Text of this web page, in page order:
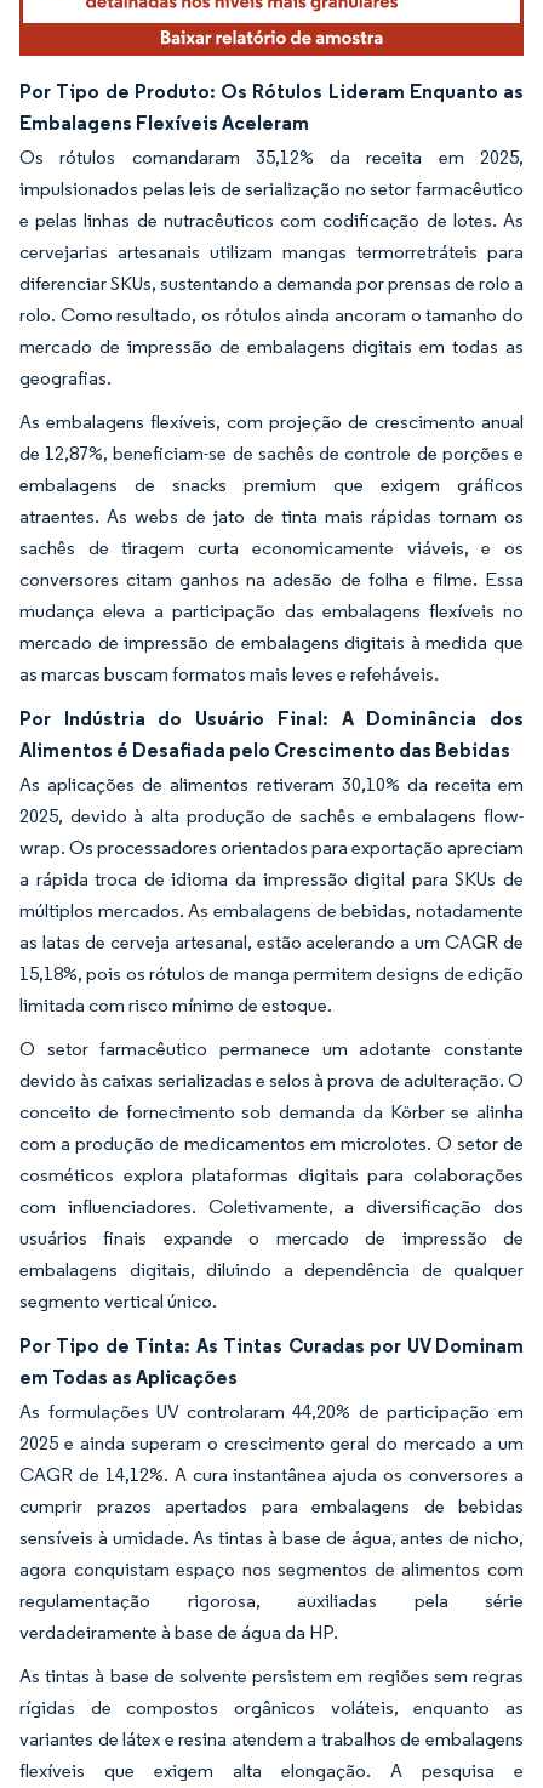
Por Tipo de Produto: Os Rótulos Lideram Enquanto as
Embalagens Flexíveis Aceleram
Os rótulos comandaram 35,12% da receita em 2025,
impulsionados pelas leis de serialização no setor farmacêutico
e pelas linhas de nutracêuticos com codificação de lotes. As
cervejarias artesanais utilizam mangas termorretráteis para
diferenciar SKUs, sustentando a demanda por prensas de rolo a
rolo. Como resultado, os rótulos ainda ancoram o tamanho do
mercado de impressão de embalagens digitais em todas as
geografias.
As embalagens flexíveis, com projeção de crescimento anual
de 12,87%, beneficiam-se de sachês de controle de porções e
embalagens de snacks premium que exigem gráficos
atraentes. As webs de jato de tinta mais rápidas tornam os
sachês de tiragem curta economicamente viáveis, e os
conversores citam ganhos na adesão de folha e filme. Essa
mudança eleva a participação das embalagens flexíveis no
mercado de impressão de embalagens digitais à medida que
as marcas buscam formatos mais leves e refeháveis.
Por Indústria do Usuário Final: A Dominância dos
Alimentos é Desafiada pelo Crescimento das Bebidas
As aplicações de alimentos retiveram 30,10% da receita em
2025, devido à alta produção de sachês e embalagens flow-
wrap. Os processadores orientados para exportação apreciam
a rápida troca de idioma da impressão digital para SKUs de
múltiplos mercados. As embalagens de bebidas, notadamente
as latas de cerveja artesanal, estão acelerando a um CAGR de
15,18%, pois os rótulos de manga permitem designs de edição
limitada com risco mínimo de estoque.
O setor farmacêutico permanece um adotante constante
devido às caixas serializadas e selos à prova de adulteração. O
conceito de fornecimento sob demanda da Körber se alinha
com a produção de medicamentos em microlotes. O setor de
cosméticos explora plataformas digitais para colaborações
com influenciadores. Coletivamente, a diversificação dos
usuários finais expande o mercado de impressão de
embalagens digitais, diluindo a dependência de qualquer
segmento vertical único.
Por Tipo de Tinta: As Tintas Curadas por UV Dominam
em Todas as Aplicações
As formulações UV controlaram 44,20% de participação em
2025 e ainda superam o crescimento geral do mercado a um
CAGR de 14,12%. A cura instantânea ajuda os conversores a
cumprir prazos apertados para embalagens de bebidas
sensíveis à umidade. As tintas à base de água, antes de nicho,
agora conquistam espaço nos segmentos de alimentos com
regulamentação rigorosa, auxiliadas pela série
verdadeiramente à base de água da HP.
As tintas à base de solvente persistem em regiões sem regras
rígidas de compostos orgânicos voláteis, enquanto as
variantes de látex e resina atendem a trabalhos de embalagens
flexíveis que exigem alta elongação. A pesquisa e